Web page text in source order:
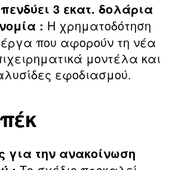
3 εκατ. δολάρια
: Η χρηματοδότηση
έργα που αφορούν τη νέα
μοντέλα και
εφοδιασμού.
για την ανακοίνωση